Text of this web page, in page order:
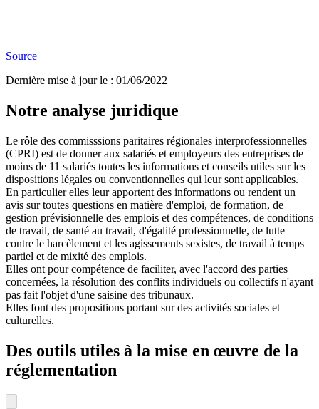
Source
Dernière mise à jour le : 01/06/2022
Notre analyse juridique
Le rôle des commisssions paritaires régionales interprofessionnelles
(CPRI) est de donner aux salariés et employeurs des entreprises de
moins de 11 salariés toutes les informations et conseils utiles sur les
dispositions légales ou conventionnelles qui leur sont applicables.
En particulier elles leur apportent des informations ou rendent un
avis sur toutes questions en matière d'emploi, de formation, de
gestion prévisionnelle des emplois et des compétences, de conditions
de travail, de santé au travail, d'égalité professionnelle, de lutte
contre le harcèlement et les agissements sexistes, de travail à temps
partiel et de mixité des emplois.
Elles ont pour compétence de faciliter, avec l'accord des parties
concernées, la résolution des conflits individuels ou collectifs n'ayant
pas fait l'objet d'une saisine des tribunaux.
Elles font des propositions portant sur des activités sociales et
culturelles.
Des outils utiles à la mise en œuvre de la
réglementation